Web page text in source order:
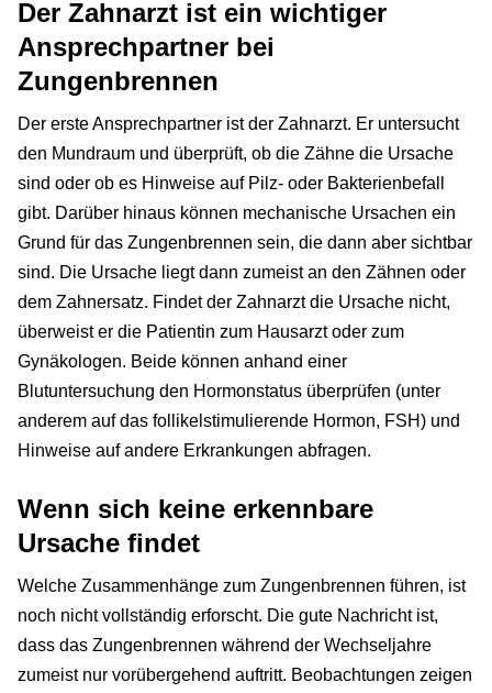
Der Zahnarzt ist ein wichtiger
Ansprechpartner bei
Zungenbrennen
Der erste Ansprechpartner ist der Zahnarzt. Er untersucht
den Mundraum und überprüft, ob die Zähne die Ursache
sind oder ob es Hinweise auf Pilz- oder Bakterienbefall
gibt. Darüber hinaus können mechanische Ursachen ein
Grund für das Zungenbrennen sein, die dann aber sichtbar
sind. Die Ursache liegt dann zumeist an den Zähnen oder
dem Zahnersatz. Findet der Zahnarzt die Ursache nicht,
überweist er die Patientin zum Hausarzt oder zum
Gynäkologen. Beide können anhand einer
Blutuntersuchung den Hormonstatus überprüfen (unter
anderem auf das follikelstimulierende Hormon, FSH) und
Hinweise auf andere Erkrankungen abfragen.
Wenn sich keine erkennbare
Ursache findet
Welche Zusammenhänge zum Zungenbrennen führen, ist
noch nicht vollständig erforscht. Die gute Nachricht ist,
dass das Zungenbrennen während der Wechseljahre
zumeist nur vorübergehend auftritt. Beobachtungen zeigen